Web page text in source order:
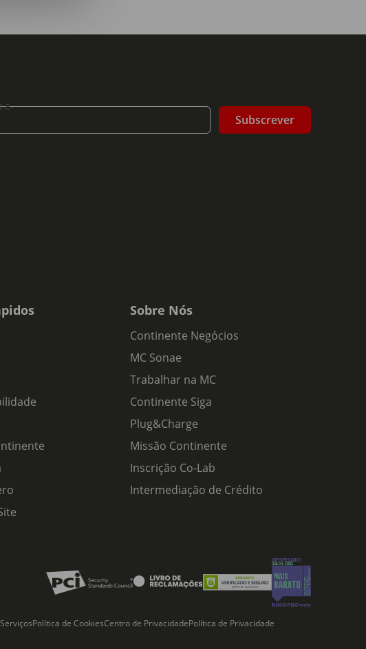
e-
Subscrever
Sobre Nós
Continente Negócios
MC Sonae
Trabalhar na MC
Continente Siga
Plug&Charge
Missão Continente
Inscrição Co-Lab
Intermediação de Crédito
Política de CookiesCentro de PrivacidadePolítica de Privacidade